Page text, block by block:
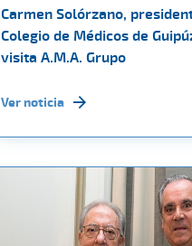
Carmen Solórzano,
Colegio de Médicos de
visita A.M.A. Grupo
Ver noticia